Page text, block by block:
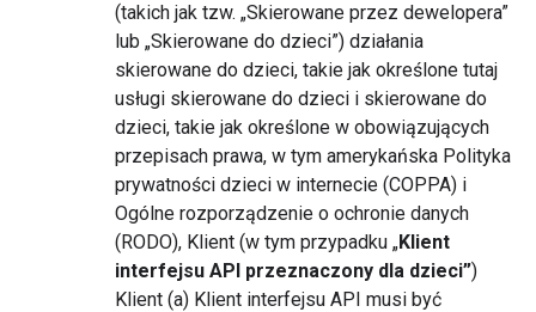
(takich jak tzw. „Skierowane przez dewelopera”
lub „Skierowane do dzieci”) działania
skierowane do dzieci, takie jak określone tutaj
usługi skierowane do dzieci i skierowane do
dzieci, takie jak określone w obowiązujących
przepisach prawa, w tym amerykańska Polityka
prywatności dzieci w internecie (COPPA) i
Ogólne rozporządzenie o ochronie danych
(RODO), Klient (w tym przypadku „Klient
interfejsu API przeznaczony dla dzieci”)
Klient (a) Klient interfejsu API musi być